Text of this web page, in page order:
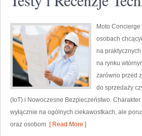
Moto
osobach
na
na rynku
zarówno przed
do sprzedaży
(IoT) i Nowoczesne Bezpieczeństwo.
wyłącznie na ogólnych ciekawostkach, ale
oraz osobom [ Read More ]